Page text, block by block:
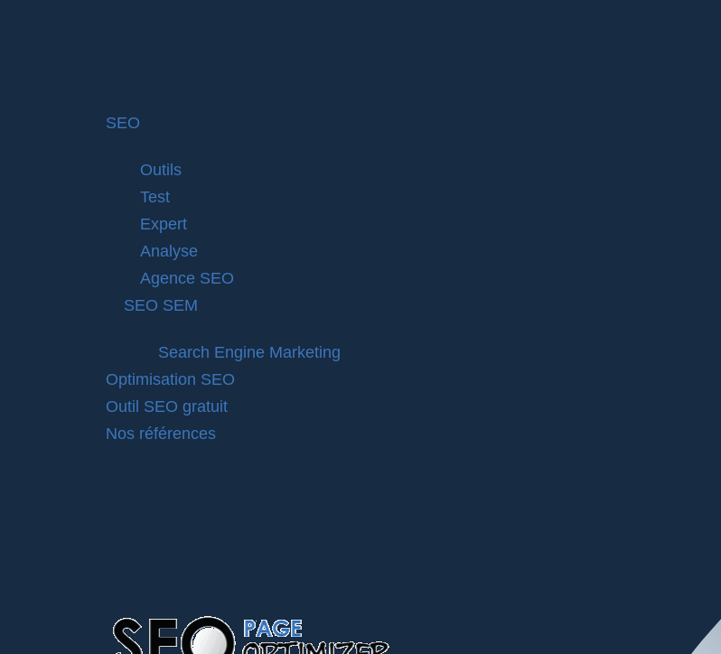
SEO
Outils
Test
Expert
Analyse
Agence SEO
SEO SEM
Search Engine Marketing
Optimisation SEO
Outil SEO gratuit
Nos références